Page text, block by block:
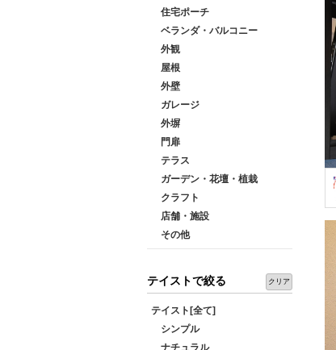
住宅ポーチ
ベランダ・バルコニー
外観
屋根
外壁
ガレージ
外塀
門扉
テラス
ガーデン・花壇・植栽
クラフト
店舗・施設
その他
テイストで絞る クリア
テイスト[全て]
シンプル
ナチュラル